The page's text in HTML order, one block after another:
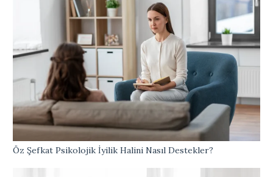
Öz Şefkat Psikolojik İyilik Halini Nasıl Destekler?